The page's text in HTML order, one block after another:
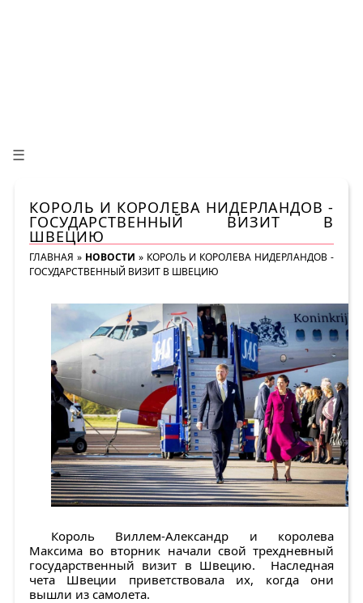
☰
КОРОЛЬ И КОРОЛЕВА НИДЕРЛАНДОВ -
ГОСУДАРСТВЕННЫЙ ВИЗИТ В
ШВЕЦИЮ
ГЛАВНАЯ » НОВОСТИ » КОРОЛЬ И КОРОЛЕВА НИДЕРЛАНДОВ -
ГОСУДАРСТВЕННЫЙ ВИЗИТ В ШВЕЦИЮ
Король Виллем-Александр и королева
Максима во вторник начали свой трехдневный
государственный визит в Швецию. Наследная
чета Швеции приветствовала их, когда они
вышли из самолета.